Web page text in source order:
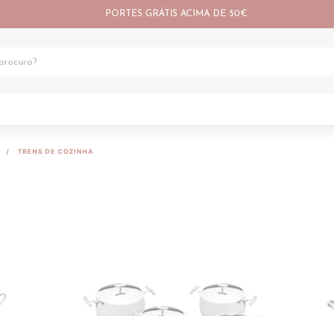
PORTES GRÁTIS ACIMA DE 50€
TRENS DE COZINHA